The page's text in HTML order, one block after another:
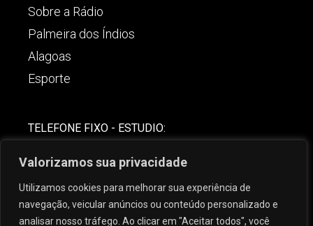
Valorizamos sua privacidade
Utilizamos cookies para melhorar sua experiência de
navegação, veicular anúncios ou conteúdo personalizado e
analisar nosso tráfego. Ao clicar em "Aceitar todos", você
Sobre a Rádio
Palmeira dos Índios
Alagoas
Esporte
TELEFONE FIXO - ESTUDIO:
(82) 99621-8806